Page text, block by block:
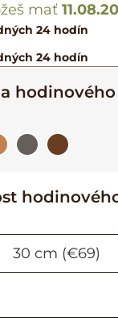
mať
24 hodín
24 hodín
30 cm (€69)